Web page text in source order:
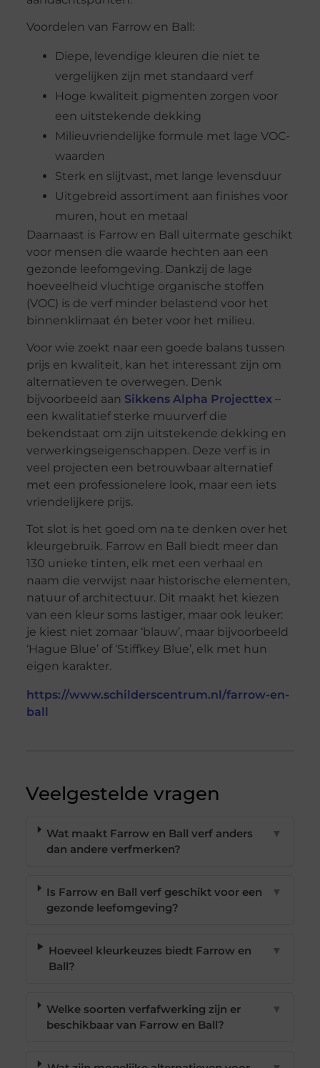
Voordelen van Farrow en Ball:
Diepe, levendige kleuren die niet te
vergelijken zijn met standaard verf
Hoge kwaliteit pigmenten zorgen voor
een uitstekende dekking
Milieuvriendelijke formule met lage VOC-
waarden
Sterk en slijtvast, met lange levensduur
Uitgebreid assortiment aan finishes voor
muren, hout en metaal
Daarnaast is Farrow en Ball uitermate geschikt
voor mensen die waarde hechten aan een
gezonde leefomgeving. Dankzij de lage
hoeveelheid vluchtige organische stoffen
(VOC) is de verf minder belastend voor het
binnenklimaat én beter voor het milieu.
Voor wie zoekt naar een goede balans tussen
prijs en kwaliteit, kan het interessant zijn om
alternatieven te overwegen. Denk
bijvoorbeeld aan Sikkens Alpha Projecttex–
een kwalitatief sterke muurverf die
bekendstaat om zijn uitstekende dekking en
verwerkingseigenschappen. Deze verf is in
veel projecten een betrouwbaar alternatief
met een professionelere look, maar een iets
vriendelijkere prijs.
Tot slot is het goed om na te denken over het
kleurgebruik. Farrow en Ball biedt meer dan
130 unieke tinten, elk met een verhaal en
naam die verwijst naar historische elementen,
natuur of architectuur. Dit maakt het kiezen
van een kleur soms lastiger, maar ook leuker:
je kiest niet zomaar ‘blauw’, maar bijvoorbeeld
‘Hague Blue’ of ‘Stiffkey Blue’, elk met hun
eigen karakter.
https://www.schilderscentrum.nl/farrow-en-
ball
Veelgestelde vragen
Wat maakt Farrow en Ball verf anders
dan andere verfmerken?
▼
Is Farrow en Ball verf geschikt voor een
gezonde leefomgeving?
▼
Hoeveel kleurkeuzes biedt Farrow en
Ball?
▼
Welke soorten verfafwerking zijn er
beschikbaar van Farrow en Ball?
▼